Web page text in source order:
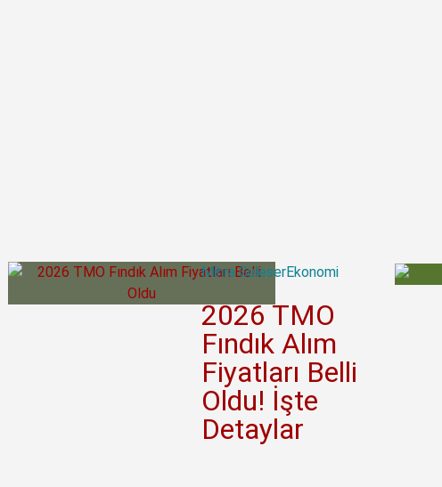
Mihra GüleserEkonomi
2026 TMO
Fındık Alım
Fiyatları Belli
Oldu! İşte
Detaylar